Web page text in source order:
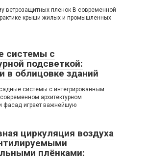
ветрозащитных пленок В современной
крыши жилых и промышленных
системы с
подсветкой:
в облицовке зданий
системы с интегрированным
архитектурном
фасад играет важнейшую
циркуляция воздуха
плёнками: